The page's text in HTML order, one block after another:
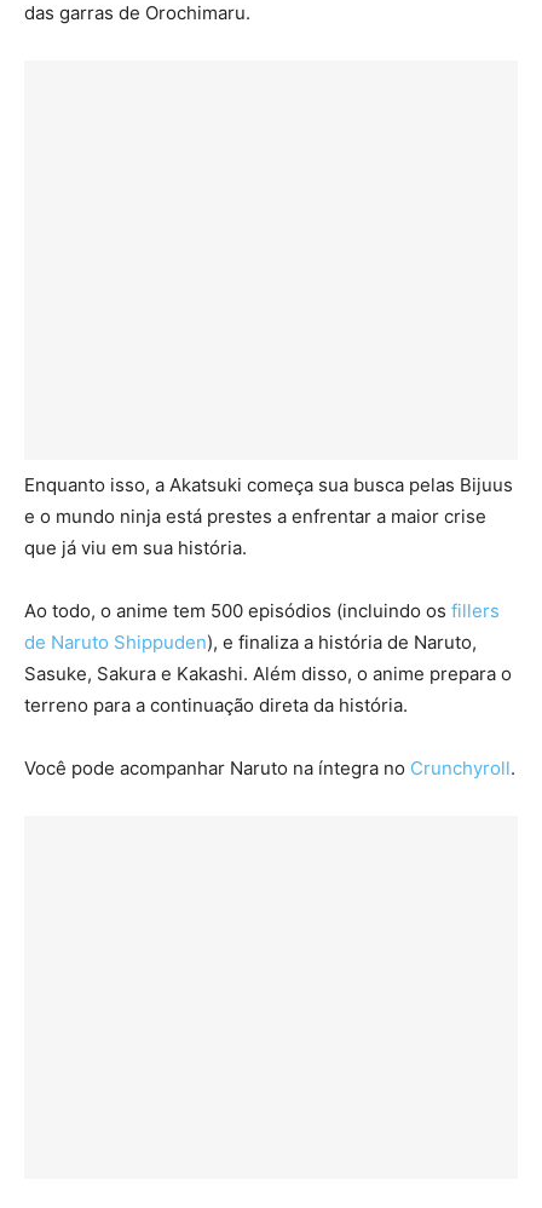
das garras de Orochimaru.
Enquanto isso, a Akatsuki começa sua busca pelas Bijuus
e o mundo ninja está prestes a enfrentar a maior crise
que já viu em sua história.
Ao todo, o anime tem 500 episódios (incluindo os fillers
de Naruto Shippuden), e finaliza a história de Naruto,
Sasuke, Sakura e Kakashi. Além disso, o anime prepara o
terreno para a continuação direta da história.
Você pode acompanhar Naruto na íntegra no Crunchyroll.